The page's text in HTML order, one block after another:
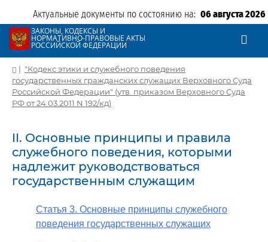
Актуальные документы по состоянию на: 06 августа 2026
ЗАКОНЫ, КОДЕКСЫ И
НОРМАТИВНО-ПРАВОВЫЕ АКТЫ
РОССИЙСКОЙ ФЕДЕРАЦИИ
| "Кодекс этики и служебного поведения
государственных гражданских служащих Верховного Суда
Российской Федерации" (утв. приказом Верховного Суда
РФ от 24.03.2011 N 192/кд)
II. Основные принципы и правила
служебного поведения, которыми
надлежит руководствоваться
государственным служащим
Статья 3. Основные принципы служебного
поведения государственных служащих